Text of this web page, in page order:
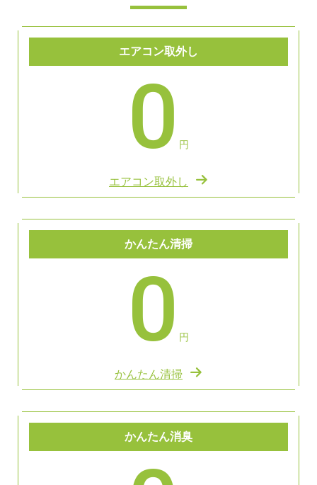
エアコン取外し
0 円
エアコン取外し
かんたん清掃
0 円
かんたん清掃
かんたん消臭